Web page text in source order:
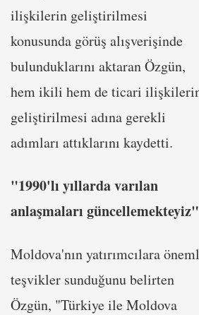
ilişkilerin geliştirilmesi
konusunda görüş alışverişinde
bulunduklarını aktaran Özgün,
hem ikili hem de ticari
geliştirilmesi adına gerekli
adımları attıklarını kaydetti.
"1990'lı yıllarda varılan
anlaşmaları güncellemekteyiz"
Moldova'nın yatırımcılara
teşvikler sunduğunu belirten
Özgün, "Türkiye ile Moldova